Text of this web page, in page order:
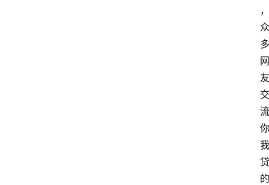
，
众
多
网
友
交
流
你
我
贷
的